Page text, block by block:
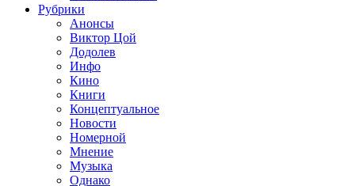
Рубрики
Анонсы
Виктор Цой
Додолев
Инфо
Кино
Книги
Концептуальное
Новости
Номерной
Мнение
Музыка
Однако